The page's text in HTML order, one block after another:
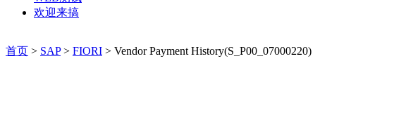
欢迎来搞
首页 > SAP> FIORI > Vendor Payment History(S_P00_07000220)